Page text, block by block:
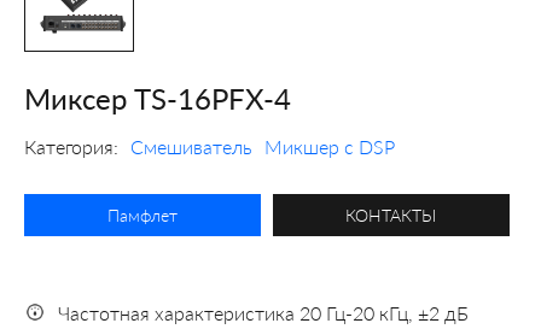
Миксер TS-16PFX-4
Категория: Смешиватель Микшер с DSP
Памфлет КОНТАКТЫ
Частотная характеристика 20 Гц-20 кГц, ±2 дБ